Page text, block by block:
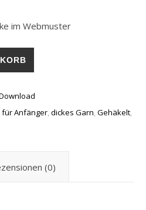
im Webmuster
für Anfänger,dickes Garn,Gehäkelt,
(0)